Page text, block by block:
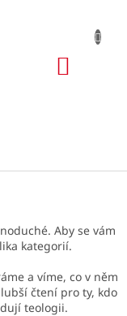
Aby se vám
kategorií.
a víme, co v něm
čtení pro ty, kdo
teologii.